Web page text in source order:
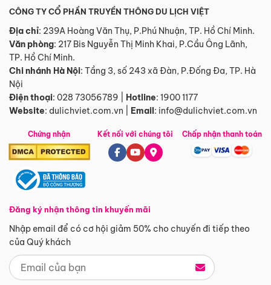
CÔNG TY CỔ PHẦN TRUYỀN THÔNG DU LỊCH VIỆT
Địa chỉ: 239A Hoàng Văn Thụ, P.Phú Nhuận, TP. Hồ Chí Minh.
Văn phòng: 217 Bis Nguyễn Thị Minh Khai, P.Cầu Ông Lãnh,
TP. Hồ Chí Minh.
Chi nhánh Hà Nội: Tầng 3, số 243 xã Đàn, P.Đống Đa, TP. Hà
Nội
Điện thoại: 028 73056789 Hotline: 1900 1177
Website: dulichviet.com.vn Email: info@dulichviet.com.vn
Chứng nhận
Đăng ký nhận thông tin khuyến mãi
Nhập email để có cơ hội giảm 50% cho chuyến đi tiếp theo
của Quý khách
Kết nối với chúng tôi Chấp nhận thanh toán